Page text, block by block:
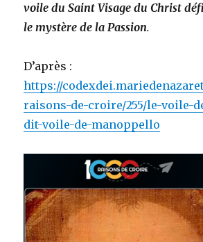
voile du Saint Visage du Christ
le mystère de la Passion.
D’après :
https://
raisons-de-croire/255/le-voile-
dit-voile-de-manoppello